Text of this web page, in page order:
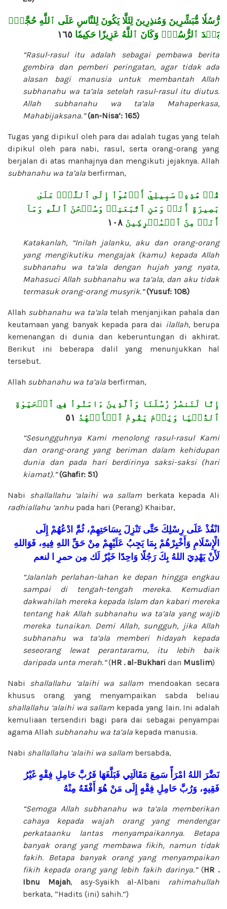
رُّسُلٗا مُّبَشِّرِينَ وَمُنذِرِينَ لِئَلَّا يَكُونَ لِلنَّاسِ عَلَى ٱللَّهِ حُجَّةُۢ
بَعۡدَ ٱلرُّسُلِۚ وَكَانَ ٱللَّهُ عَزِيزًا حَكِيمٗا
“Rasul-rasul itu adalah sebagai pembawa berita
gembira dan pemberi peringatan, agar tidak ada
alasan bagi manusia untuk membantah Allah
subhanahu wa ta’ala setelah rasul-rasul itu diutus.
Allah subhanahu wa ta’ala Mahaperkasa,
Mahabijaksana.”(an-Nisa’: 165)
Tugas yang dipikul oleh para dai adalah tugas yang telah
dipikul oleh para nabi, rasul, serta orang-orang yang
berjalan di atas manhajnya dan mengikuti jejaknya. Allah
subhanahu wa ta’ala berfirman,
قُلۡ هَٰذِهِۦ سَبِيلِيٓ أَدۡعُوٓاْ إِلَى ٱللَّهِۚ عَلَىٰ
بَصِيرَةٍ أَنَا۠ وَمَنِ ٱتَّبَعَنِيۖ وَسُبۡحَٰنَ ٱللَّهِ وَمَآ
أَنَا۠ مِنَ ٱلۡمُشۡرِكِينَ
Katakanlah, “Inilah jalanku, aku dan orang-orang
yang mengikutiku mengajak (kamu) kepada Allah
subhanahu wa ta’ala
dengan hujah yang nyata,
Mahasuci Allah subhanahu wa ta’ala, dan aku tidak
termasuk orang-orang musyrik.”(Yusuf: 108)
Allah subhanahu wa ta’ala telah menjanjikan pahala dan
keutamaan yang banyak kepada para dai ilallah, berupa
kemenangan di dunia dan keberuntungan di akhirat.
Berikut ini beberapa dalil yang menunjukkan hal
tersebut.
Allah subhanahu wa ta’ala berfirman,
إِنَّا لَنَنصُرُ رُسُلَنَا وَٱلَّذِينَ ءَامَنُواْ فِي ٱلۡحَيَوٰةِ
ٱلدُّنۡيَا وَيَوۡمَ يَقُومُ ٱلۡأَشۡهَٰدُ
“Sesungguhnya Kami menolong rasul-rasul Kami
dan orang-orang yang beriman dalam kehidupan
dunia dan pada hari berdirinya saksi-saksi (hari
kiamat).”(Ghafir: 51)
Nabi shallallahu ‘alaihi wa sallam berkata kepada Ali
radhiallahu ‘anhu pada hari (Perang) Khaibar,
انْفُذْ عَلَى رِسْلِكَ حَتَّى تَنْزِلَ بِسَاحَتِهِمْ، ثُمَّ ادْعُهُمْ إِلَى
الْإِسْلَامِ وَأَخْبِرْهُمْ بِمَا يَجِبُ عَلَيْهِمْ مِنْ حَقِّ اللهِ فِيهِ، فَوَاللهِ
لَأَنْ يَهْدِيَ اللهُ بِكَ رَجُلًا وَاحِدًا خَيْرٌ لَك مِن حمرِ ا لنعم
“Jalanlah perlahan-lahan ke depan hingga engkau
sampai di tengah-tengah mereka. Kemudian
dakwahilah mereka kepada Islam dan kabari mereka
tentang hak Allah subhanahu wa ta’ala yang wajib
mereka tunaikan. Demi Allah, sungguh, jika Allah
subhanahu wa ta’alamemberi hidayah kepada
seseorang lewat perantaramu, itu lebih baik
daripada unta merah.”(HR . al-Bukhari dan Muslim)
Nabi shallallahu ‘alaihi wa sallam mendoakan secara
khusus orang yang menyampaikan sabda beliau
shallallahu ‘alaihi wa sallam kepada yang lain. Ini adalah
kemuliaan tersendiri bagi para dai sebagai penyampai
agama Allah subhanahu wa ta’ala kepada manusia.
Nabi shallallahu ‘alaihi wa sallam bersabda,
نَضَّرَ اللهُ امْرَأً سَمِعَ مَقَالَتِي فَبَلَّغَهَا فَرُبَّ حَامِلِ فِقْهٍ غَيْرُ
فَقِيهٍ، وَرُبَّ حَامِلِ فِقْهٍ إِلَى مَنْ هُوَ أَفْقَهُ مِنْهُ
“Semoga Allah subhanahu wa ta’ala memberikan
cahaya kepada wajah orang yang mendengar
perkataanku lantas menyampaikannya. Betapa
banyak orang yang membawa fikih, namun tidak
fakih. Betapa banyak orang yang menyampaikan
fikih kepada orang yang lebih fakih darinya.” (HR .
Ibnu Majah, asy-Syaikh al-Albani
rahimahullah
berkata, “Hadits (ini) sahih.”)